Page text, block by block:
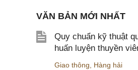
VĂN BẢN MỚI NHẤT
Quy chuẩn kỹ thuật
huấn luyện thuyền
Giao thông Hàng hải